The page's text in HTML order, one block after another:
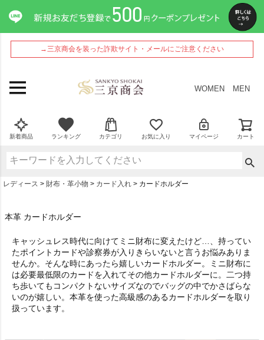
→三京商会を装った詐欺サイト・メールにご注意ください
WOMEN MEN
新着商品 ランキング カテゴリ お気に入り マイページ カート
レディース 財布・革小物 カード入れ カードホルダー
本革 カードホルダー
キャッシュレス時代に向けてミニ財布に変えたけど…、持ってい
たポイントカードや診察券が入りきらいないと言うお悩みありま
せんか。そんな時にあったら嬉しいカードホルダー。ミニ財布に
は必要最低限のカードを入れてその他カードホルダーに。二つ持
ち歩いてもコンパクトないサイズなのでバッグの中でかさばらな
いのが嬉しい。本革を使った高級感のあるカードホルダーを取り
扱っています。